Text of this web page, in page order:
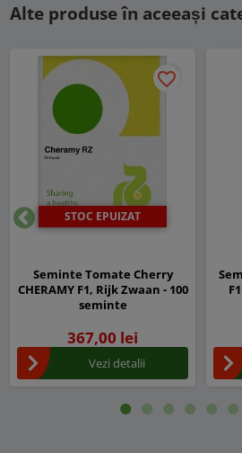
Alte produse în aceeași
STOC EPUIZAT
favorite_border
Seminte Tomate Cherry
CHERAMY F1, Rijk Zwaan - 100
seminte
367,00 lei
Vezi detalii